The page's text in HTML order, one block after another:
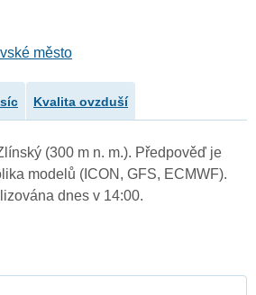
město
Kvalita ovzduší
(300 m n. m.). Předpověď je
modelů (ICON, GFS, ECMWF).
dnes v 14:00.